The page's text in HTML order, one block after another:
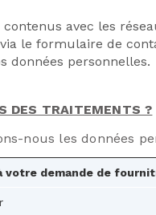
avec les
le formulaire de
données personnelles.
DES TRAITEMENTS ?
nous les données
votre demande de